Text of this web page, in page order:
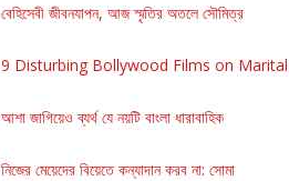
বেহিসেবী জীবনযাপন, আজ স্মৃতির অতলে সৌমিত্র
9 Disturbing Bollywood Films on Marital
আশা জাগিয়েও ব্যর্থ যে নয়টি বাংলা ধারাবাহিক
নিজের মেয়েদের বিয়েতে কন্যাদান করব না: সোমা